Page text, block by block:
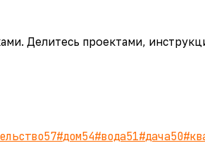
Делитесь проектами,
57#дом54#вода51#дача50#